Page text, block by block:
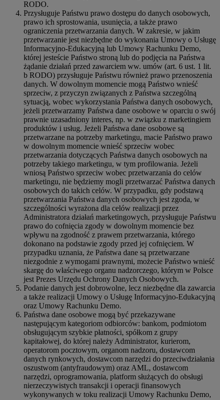
RODO.
Przysługuje Państwu prawo dostępu do danych osobowych,
prawo ich sprostowania, usunięcia, a także prawo
ograniczenia przetwarzania danych. W zakresie, w jakim
przetwarzanie jest niezbędne do wykonania Umowy o Usługę
Informacyjno-Edukacyjną lub Umowy Rachunku Demo,
której jesteście Państwo stroną lub do podjęcia na Państwa
żądanie działań przed zawarciem ww. umów (art. 6 ust. 1 lit.
b RODO) przysługuje Państwu również prawo przenoszenia
danych. W dowolnym momencie mogą Państwo wnieść
sprzeciw, z przyczyn związanych z Państwa szczególną
sytuacją, wobec wykorzystania Państwa danych osobowych,
jeżeli przetwarzamy Państwa dane osobowe w oparciu o swój
prawnie uzasadniony interes, np. w związku z marketingiem
produktów i usług. Jeżeli Państwa dane osobowe są
przetwarzane na potrzeby marketingu, macie Państwo prawo
w dowolnym momencie wnieść sprzeciw wobec
przetwarzania dotyczących Państwa danych osobowych na
potrzeby takiego marketingu, w tym profilowania. Jeżeli
wniosą Państwo sprzeciw wobec przetwarzania do celów
marketingu, nie będziemy mogli przetwarzać Państwa danych
osobowych do takich celów. W przypadku, gdy podstawą
przetwarzania Państwa danych osobowych jest zgoda, w
szczególności wyrażona dla celów realizacji przez
Administratora działań marketingowych, przysługuje Państwu
prawo do cofnięcia zgody w dowolnym momencie bez
wpływu na zgodność z prawem przetwarzania, którego
dokonano na podstawie zgody przed jej cofnięciem. W
przypadku uznania, że Państwa dane są przetwarzane
niezgodnie z wymogami prawnymi, możecie Państwo wnieść
skargę do właściwego organu nadzorczego, którym w Polsce
jest Prezes Urzędu Ochrony Danych Osobowych.
Podanie danych jest dobrowolne, lecz niezbędne dla zawarcia
a także realizacji Umowy o Usługę Informacyjno-Edukacyjną
oraz Umowy Rachunku Demo.
Państwa dane osobowe mogą być przekazywane
następującym kategoriom odbiorców: bankom, podmiotom
obsługującym szybkie płatności, spółkom z grupy
kapitałowej, do której należy Administrator, kurierom,
operatorom pocztowym, organom nadzoru, dostawcom
danych rynkowych, dostawcom narzędzi do przeciwdziałania
oszustwom (antyfraudowym) oraz AML, dostawcom
narzędzi, oprogramowania, platform służących do obsługi
nierzeczywistych transakcji i operacji finansowych
wykonywanych w toku realizacji Umowy Rachunku Demo,